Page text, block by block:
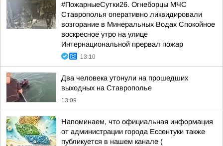
#ПожарныеСутки26. Огнеборцы МЧС
Ставрополья оперативно ликвидировали
возгорание в Минеральных Водах Спокойное
воскресное утро на улице
Интернациональной прервал пожар
13:10
Два человека утонули на прошедших
выходных на Ставрополье
13:09
Напоминаем, что официальная информация
от администрации города Ессентуки также
публикуется в нашем канале (